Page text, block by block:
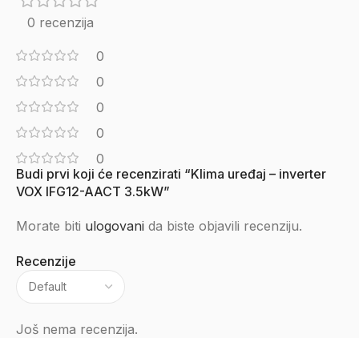
0 recenzija
0
0
0
0
0
Recenzije
Još nema recenzija.
Budi prvi koji će recenzirati “Klima uređaj – inverter
VOX IFG12-AACT 3.5kW”
Morate biti ulogovani da biste objavili recenziju.